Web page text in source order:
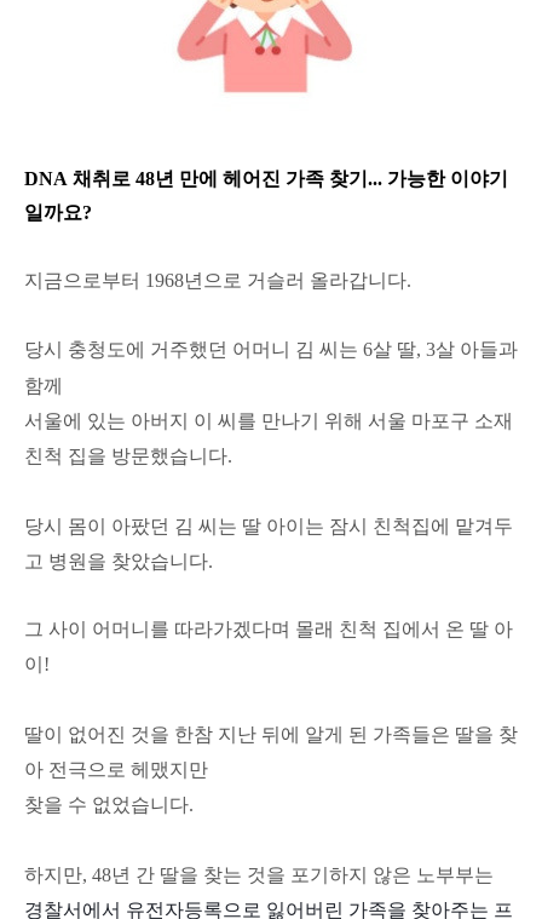
DNA 채취로 48년 만에 헤어진 가족 찾기 ... 가능한 이야기
일까요?
지금으로부터 1968년으로 거슬러 올라갑니다.
당시 충청도에 거주했던 어머니 김 씨는 6살 딸, 3살 아들과
함께
서울에 있는 아버지 이 씨를 만나기 위해 서울 마포구 소재
친척 집을 방문했습니다.
당시 몸이 아팠던 김 씨는 딸 아이는 잠시 친척집에 맡겨두
고 병원을 찾았습니다.
그 사이 어머니를 따라가겠다며 몰래 친척 집에서 온 딸 아
이!
딸이 없어진 것을 한참 지난 뒤에 알게 된 가족들은 딸을 찾
아 전극으로 헤맸지만
찾을 수 없었습니다.
하지만, 48년 간 딸을 찾는 것을 포기하지 않은 노부부는
경찰서에서 유전자등록으로 잃어버린 가족을 찾아주는 프